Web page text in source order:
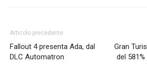
Articolo precedente
Fallout 4 presenta Ada, dal
DLC Automatron
Gran
del